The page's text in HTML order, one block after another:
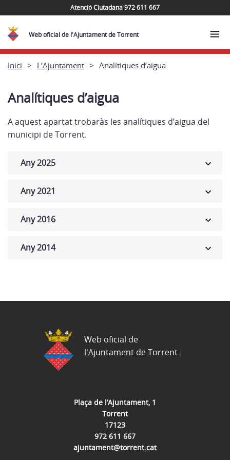
Atenció Ciutadana 972 611 667
Web oficial de l'Ajuntament de Torrent
Inici L’Ajuntament Analítiques d’aigua
Analítiques d’aigua
A aquest apartat trobaràs les analítiques d’aigua del
municipi de Torrent.
Any 2025
Any 2021
Any 2016
Any 2014
Plaça de l’Ajuntament, 1
Torrent
17123
972 611 667
ajuntament@torrent.cat
Web oficial de
l'Ajuntament de Torrent